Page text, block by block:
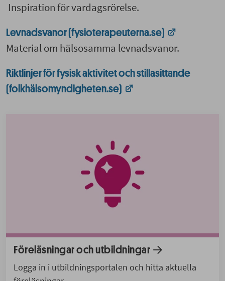
Inspiration för vardagsrörelse.
Levnadsvanor (fysioterapeuterna.se)
Material om hälsosamma levnadsvanor.
Riktlinjer för fysisk aktivitet och stillasittande
(folkhälsomyndigheten.se)
Föreläsningar och utbildningar
Logga in i utbildningsportalen och hitta aktuella